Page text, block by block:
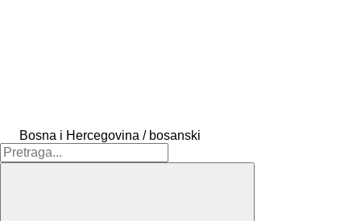
Bosna i Hercegovina / bosanski